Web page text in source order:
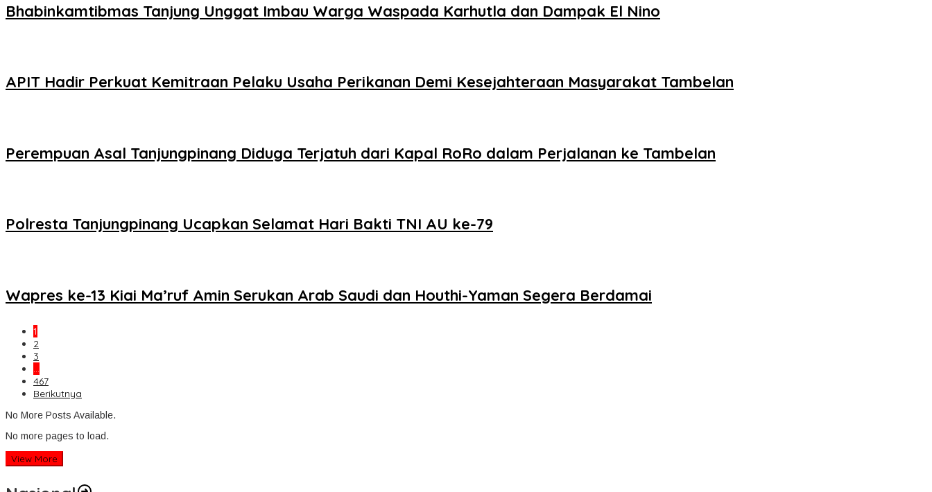
Bhabinkamtibmas Tanjung Unggat Imbau Warga Waspada Karhutla dan Dampak El Nino
APIT Hadir Perkuat Kemitraan Pelaku Usaha Perikanan Demi Kesejahteraan Masyarakat Tambelan
Perempuan Asal Tanjungpinang Diduga Terjatuh dari Kapal RoRo dalam Perjalanan ke Tambelan
Polresta Tanjungpinang Ucapkan Selamat Hari Bakti TNI AU ke-79
Wapres ke-13 Kiai Ma’ruf Amin Serukan Arab Saudi dan Houthi-Yaman Segera Berdamai
1
2
3
…
467
Berikutnya
No More Posts Available.
No more pages to load.
View More